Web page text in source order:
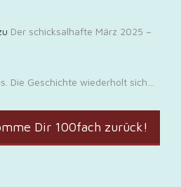
Der schicksalhafte März 2025 –
Die Geschichte wiederholt sich…
Dir 100fach zurück!